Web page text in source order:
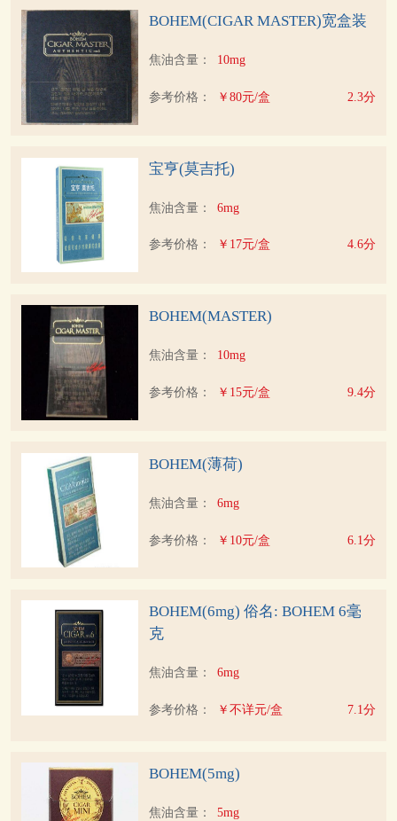
BOHEM(CIGAR MASTER)宽盒装
焦油含量： 10mg
参考价格： ￥80元/盒 2.3分
宝亨(莫吉托)
焦油含量： 6mg
参考价格： ￥17元/盒 4.6分
BOHEM(MASTER)
焦油含量： 10mg
参考价格： ￥15元/盒 9.4分
BOHEM(薄荷)
焦油含量： 6mg
参考价格： ￥10元/盒 6.1分
BOHEM(6mg) 俗名: BOHEM 6毫
克
焦油含量： 6mg
参考价格： ￥不详元/盒 7.1分
BOHEM(5mg)
焦油含量： 5mg